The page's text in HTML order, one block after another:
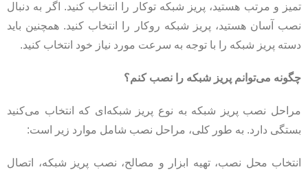
تمیز و مرتب هستید، پریز شبکه توکار را انتخاب کنید. اگر به دنبال
نصب آسان هستید، پریز شبکه روکار را انتخاب کنید. همچنین باید
دسته پریز شبکه را با توجه به سرعت مورد نیاز خود انتخاب کنید.
چگونه می‌توانم پریز شبکه را نصب کنم؟
مراحل نصب پریز شبکه به نوع پریز شبکه‌ای که انتخاب می‌کنید
بستگی دارد. به طور کلی، مراحل نصب شامل موارد زیر است:
انتخاب محل نصب، تهیه ابزار و مصالح، نصب پریز شبکه، اتصال